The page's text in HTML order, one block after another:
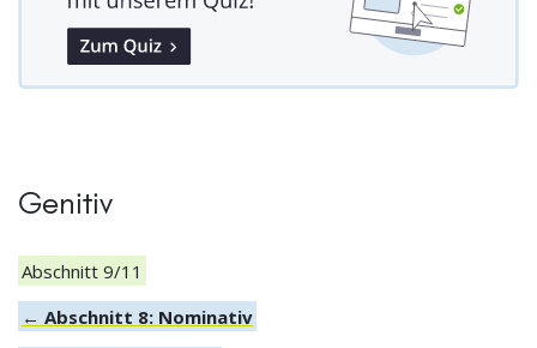
Genitiv
Abschnitt 9/11
← Abschnitt 8: Nominativ